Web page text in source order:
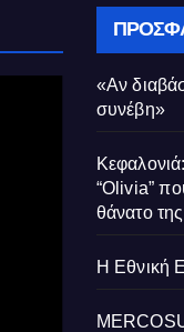
«Αν
συνέβη»
“Olivia”
θάνατο
Η Εθνική